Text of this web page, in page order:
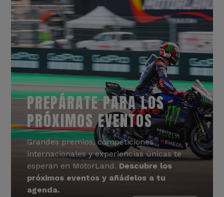
PREPÁRATE PARA LOS
PRÓXIMOS EVENTOS
Grandes premios, competiciones
internacionales y experiencias únicas te
esperan en MotorLand. Descubre los
próximos eventos y añádelos a tu
agenda.